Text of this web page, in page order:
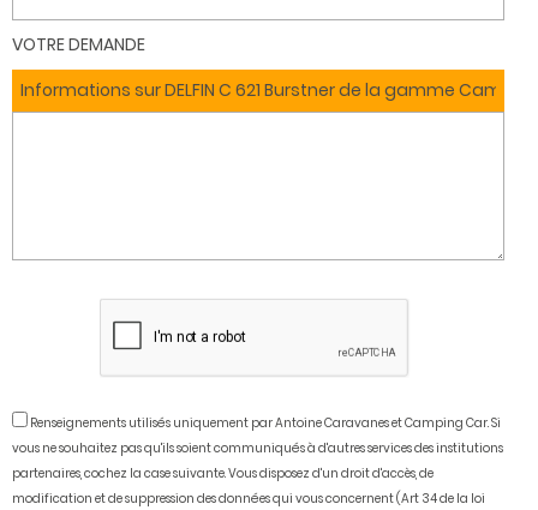
VOTRE DEMANDE
Renseignements utilisés uniquement par Antoine Caravanes et Camping Car. Si
vous ne souhaitez pas qu'ils soient communiqués à d'autres services des institutions
partenaires, cochez la case suivante. Vous disposez d'un droit d'accès, de
modification et de suppression des données qui vous concernent (Art 34 de la loi